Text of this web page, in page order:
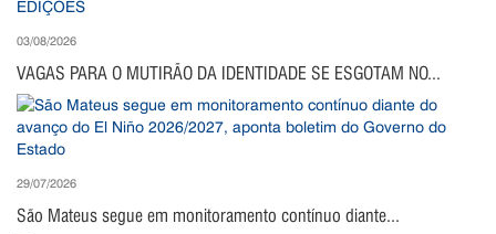
03/08/2026
VAGAS PARA O MUTIRÃO DA IDENTIDADE SE ESGOTAM NO...
29/07/2026
São Mateus segue em monitoramento contínuo diante...